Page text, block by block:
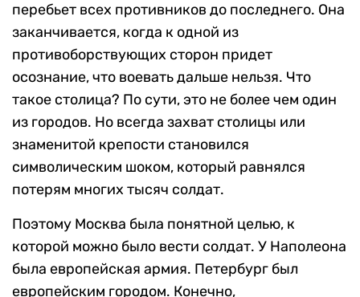
перебьет всех противников до последнего. Она
заканчивается, когда к одной из
противоборствующих сторон придет
осознание, что воевать дальше нельзя. Что
такое столица? По сути, это не более чем один
из городов. Но всегда захват столицы или
знаменитой крепости становился
символическим шоком, который равнялся
потерям многих тысяч солдат.
Поэтому Москва была понятной целью, к
которой можно было вести солдат. У Наполеона
была европейская армия. Петербург был
европейским городом. Конечно,